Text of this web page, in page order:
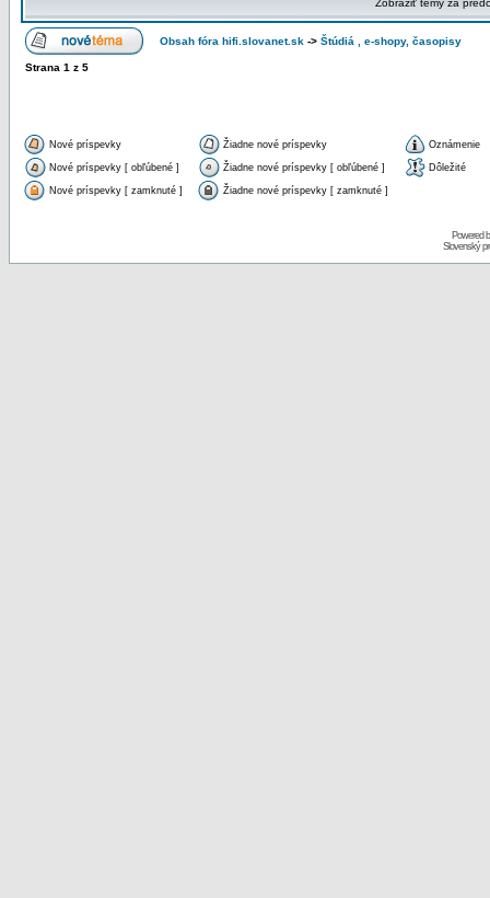
Zobraziť témy za
Obsah fóra hifi.slovanet.sk -> Štúdiá , e-shopy, časopisy
Strana 1 z 5
Nové príspevky Žiadne nové príspevky Oznámenie
Nové príspevky [ obľúbené ] Žiadne nové príspevky [ obľúbené ] Dôležité
Nové príspevky [ zamknuté ] Žiadne nové príspevky [ zamknuté ]
Powered
Slovenský